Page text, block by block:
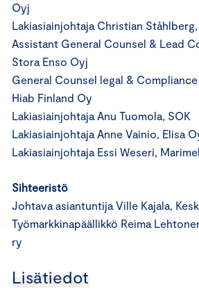
Oyj
Lakiasiainjohtaja Christian
Assistant General Counsel & Lead
Stora Enso Oyj
General Counsel legal & Compliance
Hiab Finland Oy
Lakiasiainjohtaja Anu Tuomola, SOK
Lakiasiainjohtaja Anne Vainio, Elisa
Lakiasiainjohtaja Essi Weseri,
Sihteeristö
Johtava asiantuntija Ville Kajala,
Työmarkkinapäällikkö Reima
ry
Lisätiedot